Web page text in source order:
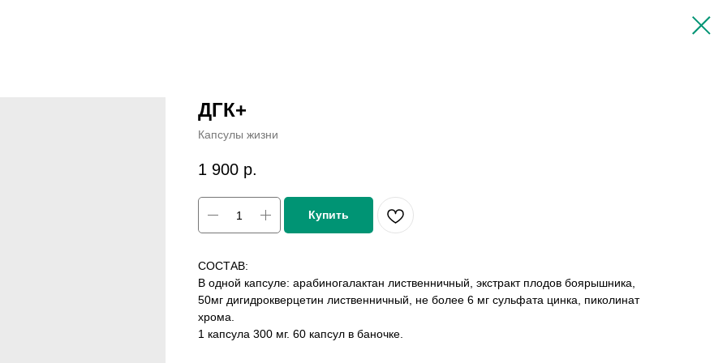
ДГК+
Капсулы жизни
1 900 р.
Купить
СОСТАВ:
В одной капсуле: арабиногалактан лиственничный, экстракт плодов боярышника,
50мг дигидрокверцетин лиственничный, не более 6 мг сульфата цинка, пиколинат
хрома.
1 капсула 300 мг. 60 капсул в баночке.